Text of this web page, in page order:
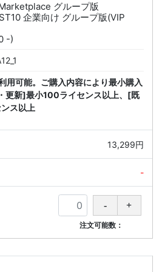
グループ版
企業向け グループ版(VIP
-)
用可能。ご購入内容により最小購入
更新]最小100ライセンス以上、[既
ス以上
13,299円
-
注文可能数：